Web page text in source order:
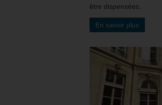
être dispensées.
En savoir plus